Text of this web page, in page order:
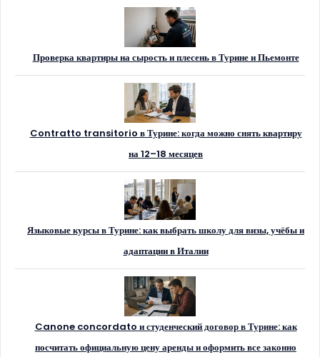
Проверка квартиры на сырость и плесень в Турине и Пьемонте
Contratto transitorio в Турине: когда можно снять квартиру
на 12–18 месяцев
Языковые курсы в Турине: как выбрать школу для визы, учёбы и
адаптации в Италии
Canone concordato и студенческий договор в Турине: как
посчитать официальную цену аренды и оформить все законно